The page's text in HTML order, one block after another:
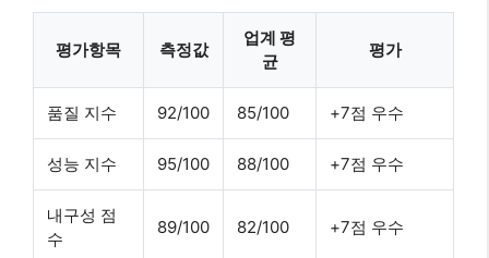
평가항목 측정값
업계 평
균
평가
품질 지수 92/100 85/100 +7점 우수
성능 지수 95/100 88/100 +7점 우수
내구성 점
수
89/100 82/100 +7점 우수